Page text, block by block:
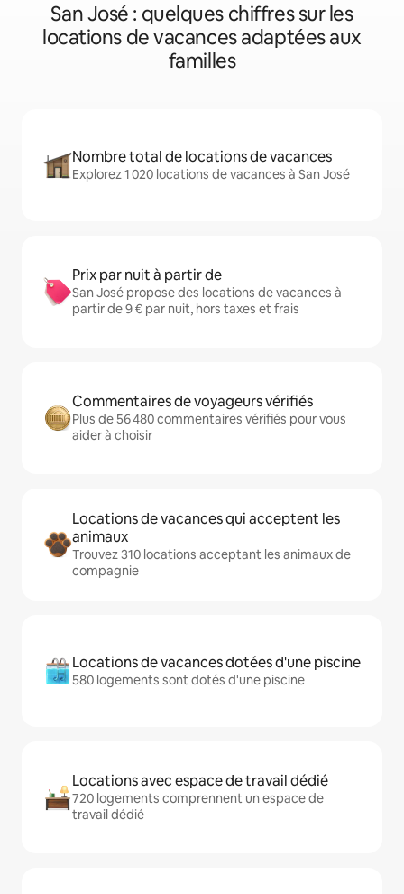
San José : quelques chiffres sur les
locations de vacances adaptées aux
familles
Nombre total de locations de vacances
Explorez 1 020 locations de vacances à San José
Prix par nuit à partir de
San José propose des locations de vacances à
partir de 9 € par nuit, hors taxes et frais
Commentaires de voyageurs vérifiés
Plus de 56 480 commentaires vérifiés pour vous
aider à choisir
Locations de vacances qui acceptent les
animaux
Trouvez 310 locations acceptant les animaux de
compagnie
Locations de vacances dotées d'une piscine
580 logements sont dotés d'une piscine
Locations avec espace de travail dédié
720 logements comprennent un espace de
travail dédié